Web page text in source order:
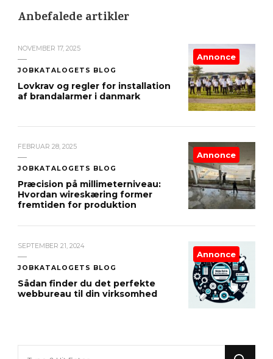
Anbefalede artikler
NOVEMBER 17, 2025
JOBKATALOGETS BLOG
Lovkrav og regler for installation
af brandalarmer i danmark
Annonce
FEBRUAR 28, 2025
JOBKATALOGETS BLOG
Præcision på millimeterniveau:
Hvordan wireskæring former
fremtiden for produktion
Annonce
SEPTEMBER 21, 2024
JOBKATALOGETS BLOG
Sådan finder du det perfekte
webbureau til din virksomhed
Annonce